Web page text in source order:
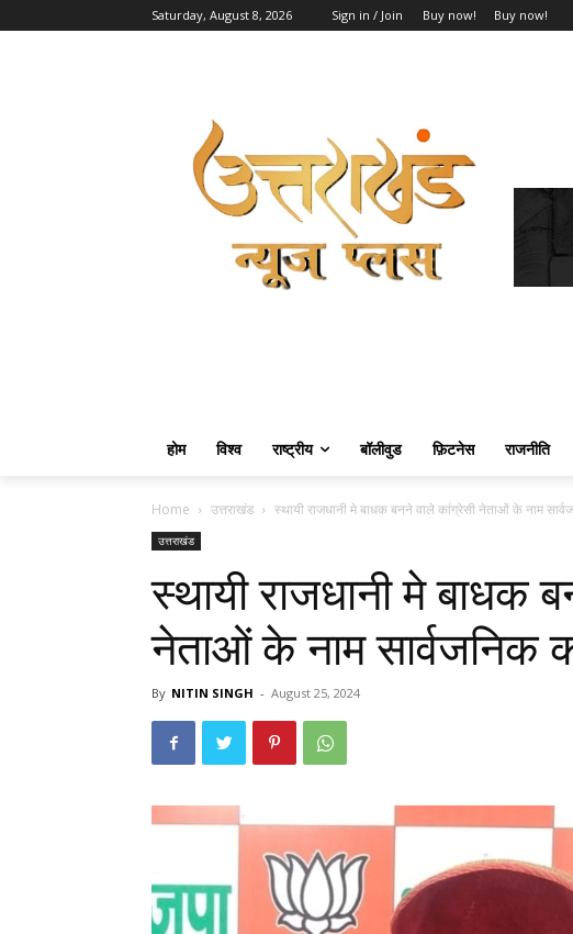
Saturday, August 8, 2026 Sign in / Join Buy now! Buy now!
होम विश्व राष्ट्रीय बॉलीवुड फ़िटनेस राजनीति
Home उत्तराखंड स्थायी राजधानी मे बाधक बनने वाले कांग्रेसी नेताओं के नाम
उत्तराखंड
स्थायी राजधानी मे बाधक
नेताओं के नाम सार्वजनिक
By NITIN SINGH - August 25, 2024